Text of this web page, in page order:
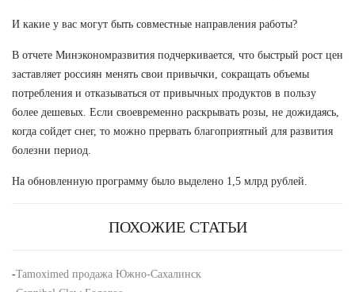
И какие у вас могут быть совместные направления работы?
В отчете Минэкономразвития подчеркивается, что быстрый рост цен
заставляет россиян менять свои привычки, сокращать объемы
потребления и отказываться от привычных продуктов в пользу
более дешевых. Если своевременно раскрывать розы, не дожидаясь,
когда сойдет снег, то можно прервать благоприятный для развития
болезни период.
На обновленную программу было выделено 1,5 млрд рублей.
ПОХОЖИЕ СТАТЬИ
-Tamoximed продажа Южно-Сахалинск